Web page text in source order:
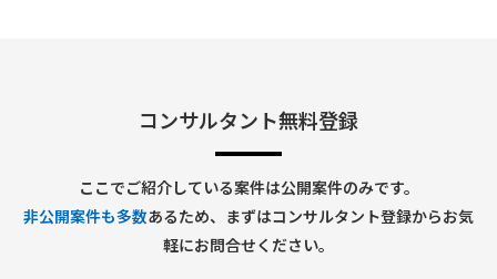
• 障害対応管理
• 業務整理
• 利用部門との各種調整
• 利用マニュアル整備
コンサルタント無料登録
ここでご紹介している案件は公開案件のみです。
非公開案件も多数あるため、まずはコンサルタント登録からお気
軽にお問合せください。